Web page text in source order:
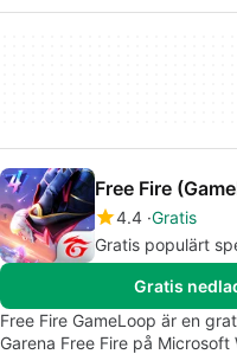
Free Fire
4.4 Gratis
Gratis populärt
Gratis
Free Fire GameLoop är en
Garena Free Fire på